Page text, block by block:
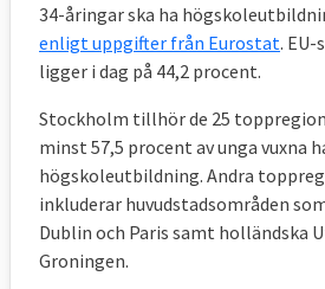
34-åringar ska ha
enligt uppgifter från Eurostat.
ligger i dag på 44,2 procent.
Stockholm tillhör de 25
minst 57,5 procent av unga vuxna
högskoleutbildning. Andra
inkluderar huvudstadsområden
Dublin och Paris samt holländska
Groningen.